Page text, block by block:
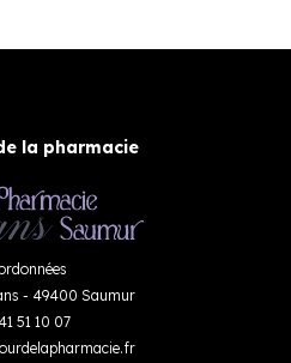
la pharmacie
- 49400 Saumur
51 10 07